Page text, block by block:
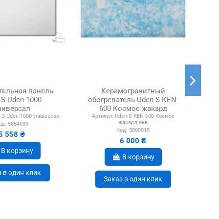
панель
Uden-1000
S Uden-1000 универсал
5884000
558 ₴
В корзину
в один клик
Керамогранитный
обогреватель Uden-S КЕN-
600 Космос жакард
аквамариновый
Артикул: Uden-S КЕN-600 Космос
жакард акв
Код: 5890515
6 000 ₴
В корзину
Заказ в один клик